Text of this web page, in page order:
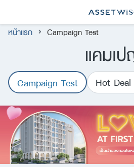
content
หน้าแรก Campaign Test
แคมเ
Campaign Test Hot